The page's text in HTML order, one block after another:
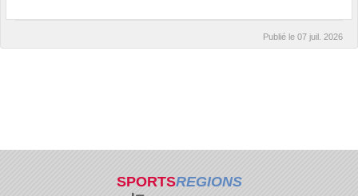
Publié le 07 juil. 2026
SPORTSREGIONS